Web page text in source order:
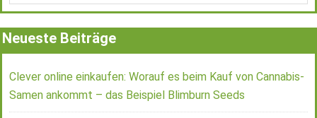
Neueste Beiträge
Clever online einkaufen: Worauf es beim Kauf von Cannabis-
Samen ankommt – das Beispiel Blimburn Seeds